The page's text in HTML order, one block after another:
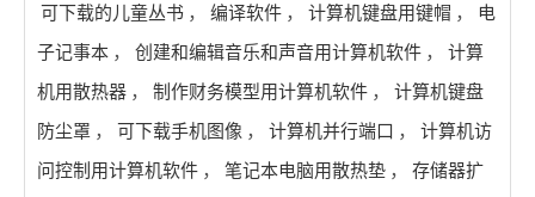
可下载的儿童丛书 ， 编译软件 ， 计算机键盘用键帽 ，
电
子记事本 ， 创建和编辑音乐和声音用计算机软件 ，
计算
机用散热器 ， 制作财务模型用计算机软件 ，
计算机键盘
防尘罩 ， 可下载手机图像 ， 计算机并行端口 ，
计算机访
问控制用计算机软件 ， 笔记本电脑用散热垫 ，
存储器扩